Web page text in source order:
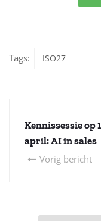
Tags: ISO27
Kennissessie op
april: AI in sales
Vorig bericht